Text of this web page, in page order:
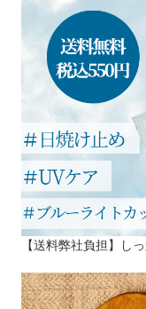
【送料弊社負担】し